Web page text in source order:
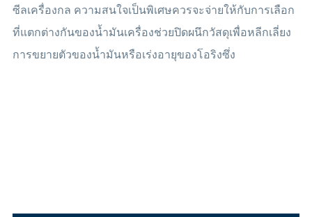
ซีลเครื่องกล ความสนใจเป็นพิเศษควรจะจ่ายให้กับการเลือก
ที่แตกต่างกันของน้ำมันเครื่องช่วยปิดผนึกวัสดุเพื่อหลีกเลี่ยง
การขยายตัวของน้ำมันหรือเร่งอายุของโอริงซึ่ง